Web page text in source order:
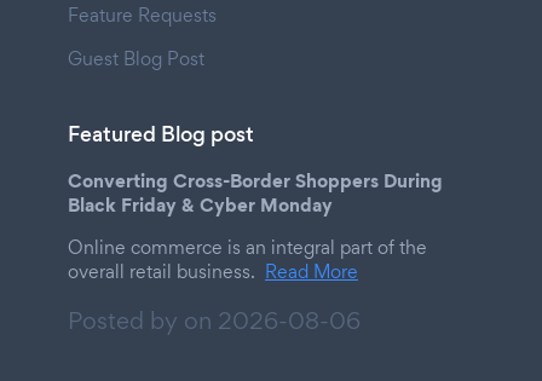
Feature Requests
Guest Blog Post
Featured Blog post
Converting Cross-Border Shoppers During
Black Friday & Cyber Monday
Online commerce is an integral part of the
overall retail business. Read More
Posted by on 2026-08-06